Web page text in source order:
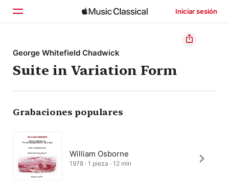
Iniciar sesión
Inicio
Explorar
Buscar
George Whitefield Chadwick
Suite in Variation Form
Grabaciones populares
William Osborne
1978 · 1 pieza · 12 min